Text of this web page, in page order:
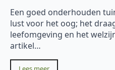
Een goed onderhouden
lust voor het oog; het
leefomgeving en het
artikel…